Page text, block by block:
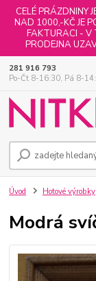
CELÉ PRÁZDNINY
NAD 1000,-KČ JE
FAKTURACI - V
PRODEJNA
281 916 793
Po-Čt 8-16:30, Pá 8-
Úvod Hotové výrobky
Modrá